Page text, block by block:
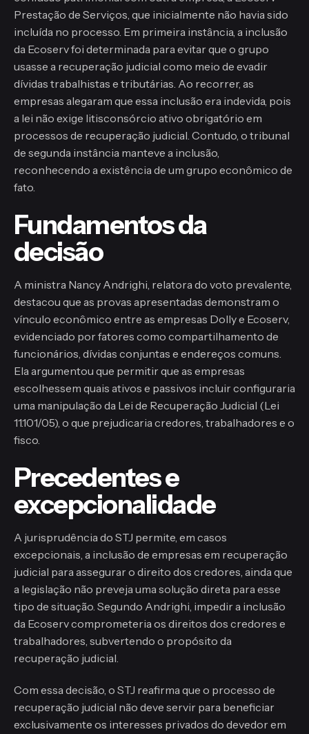
Prestação de Serviços, que inicialmente não havia sido
incluída no processo. Em primeira instância, a inclusão
da Ecoserv foi determinada para evitar que o grupo
usasse a recuperação judicial como meio de evadir
dívidas trabalhistas e tributárias. Ao recorrer, as
empresas alegaram que essa inclusão era indevida, pois
a lei não exige litisconsórcio ativo obrigatório em
processos de recuperação judicial. Contudo, o tribunal
de segunda instância manteve a inclusão,
reconhecendo a existência de um grupo econômico de
fato.
Fundamentos da
decisão
A ministra Nancy Andrighi, relatora do voto prevalente,
destacou que as provas apresentadas demonstram o
vínculo econômico entre as empresas Dolly e Ecoserv,
evidenciado por fatores como compartilhamento de
funcionários, dívidas conjuntas e endereços comuns.
Ela argumentou que permitir que as empresas
escolhessem quais ativos e passivos incluir configuraria
uma manipulação da Lei de Recuperação Judicial (Lei
11.101/05), o que prejudicaria credores, trabalhadores e o
fisco.
Precedentes e
excepcionalidade
A jurisprudência do STJ permite, em casos
excepcionais, a inclusão de empresas em recuperação
judicial para assegurar o direito dos credores, ainda que
a legislação não preveja uma solução direta para esse
tipo de situação. Segundo Andrighi, impedir a inclusão
da Ecoserv comprometeria os direitos dos credores e
trabalhadores, subvertendo o propósito da
recuperação judicial.
Com essa decisão, o STJ reafirma que o processo de
recuperação judicial não deve servir para beneficiar
exclusivamente os interesses privados do devedor em